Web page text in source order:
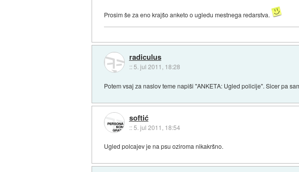
Prosim še za eno krajšo anketo o ugledu mestnega redarstva.
radiculus
:: 5. jul 2011, 18:28
Potem vsaj za naslov teme napiši "ANKETA: Ugled policije". Sicer pa
softić
::5. jul 2011, 18:54
Ugled polcajev je na psu oziroma nikakršno.